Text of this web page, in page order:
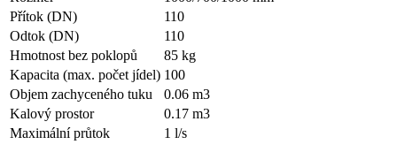
Přítok (DN)
110
Odtok (DN)
110
Hmotnost bez poklopů
85 kg
Kapacita (max. počet jídel) 100
Objem zachyceného tuku
0.06 m3
Kalový prostor
0.17 m3
Maximální průtok
1 l/s